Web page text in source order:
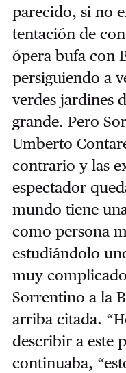
parecido, si no
tentación de
ópera bufa con
persiguiendo a
verdes jardines
grande. Pero
Umberto
contrario y las
espectador
mundo tiene
como persona
estudiándolo
muy
Sorrentino a la
arriba citada.
describir a este
continuaba,